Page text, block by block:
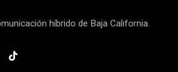
híbrido de Baja California.